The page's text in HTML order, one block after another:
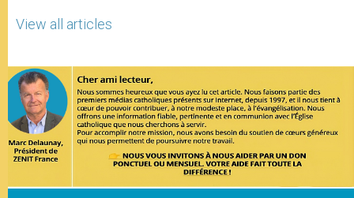
View all articles